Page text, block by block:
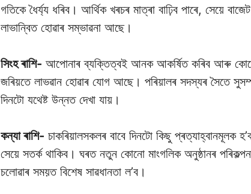
গতিকে ধৈৰ্য্য ধৰিব। আৰ্থিক খৰচৰ মাত্ৰা বাঢ়িব পাৰে, সেয়ে
লাভান্বিত হোৱাৰ সম্ভাৱনা আছে।
সিংহ ৰাশি- আপোনাৰ ব্যক্তিত্বই আনক আকৰ্ষিত কৰিব আৰু
জৰিয়তে লাভৱান হোৱাৰ যোগ আছে। পৰিয়ালৰ সদস্যৰ সৈতে
দিনটো যথেষ্ট উন্নত দেখা যায়।
কন্যা ৰাশি- চাকৰিয়ালসকলৰ বাবে দিনটো কিছু প্ৰত্যাহ্বানমূলক
সেয়ে সতৰ্ক থাকিব। ঘৰত নতুন কোনো মাংগলিক অনুষ্ঠানৰ
চলোৱাৰ সময়ত বিশেষ সাৱধানতা ল’ব।